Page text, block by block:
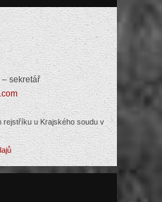
– sekretář
rejstříku u Krajského soudu v